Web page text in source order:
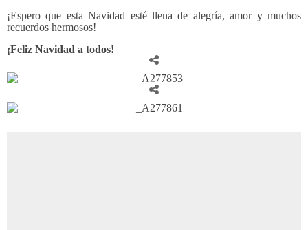
¡Espero que esta Navidad esté llena de alegría, amor y muchos
recuerdos hermosos!
¡Feliz Navidad a todos!